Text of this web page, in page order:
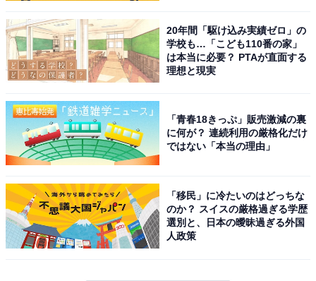
JVCケンウッド Victor SP-WS02BT Bluetooth スピーカ
ー 小型 最大12時間再生 ステレオペアリング ポータブル
スピーカー AUX対応 出力20W USB-C充電 ウッドデザイ
ン
Amazonで見る
JVCケンウッド「EX-DM10」
20年間「駆け込み実績ゼロ」の
学校も…「こども110番の家」
は本当に必要？ PTAが直面する
理想と現実
「青春18きっぷ」販売激減の裏
に何が？ 連続利用の厳格化だけ
ではない「本当の理由」
「移民」に冷たいのはどっちな
のか？ スイスの厳格過ぎる学歴
選別と、日本の曖昧過ぎる外国
人政策